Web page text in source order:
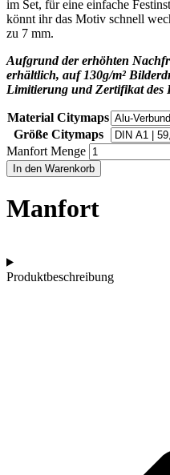
im Set, für eine einfache
könnt ihr das Motiv schnell
zu 7 mm.
Aufgrund der erhöhten
erhältlich, auf 130g/m²
Limitierung und Zertifikat des
Material Citymaps
Größe Citymaps
Manfort Menge
In den Warenkorb
Manfort
Produktbeschreibung